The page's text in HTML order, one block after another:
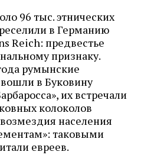
96 тыс. этнических
в Германию
Reich: предвестье
признаку.
румынские
в Буковину
их встречали
колоколов
населения
таковыми
евреев.